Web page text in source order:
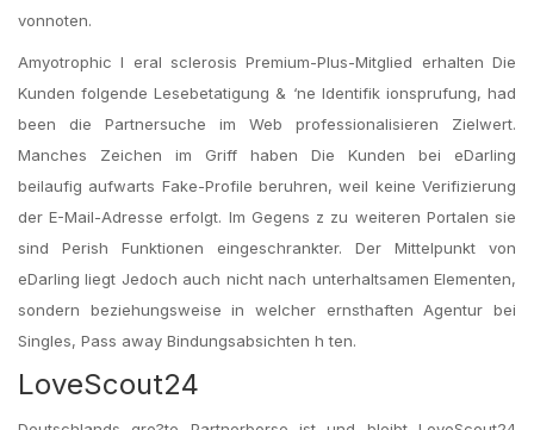
vonnoten.
Amyotrophic l eral sclerosis Premium-Plus-Mitglied erhalten Die
Kunden folgende Lesebetatigung & ‘ne Identifik ionsprufung, had
been die Partnersuche im Web professionalisieren Zielwert.
Manches Zeichen im Griff haben Die Kunden bei eDarling
beilaufig aufwarts Fake-Profile beruhren, weil keine Verifizierung
der E-Mail-Adresse erfolgt. Im Gegens z zu weiteren Portalen sie
sind Perish Funktionen eingeschrankter. Der Mittelpunkt von
eDarling liegt Jedoch auch nicht nach unterhaltsamen Elementen,
sondern beziehungsweise in welcher ernsthaften Agentur bei
Singles, Pass away Bindungsabsichten h ten.
LoveScout24